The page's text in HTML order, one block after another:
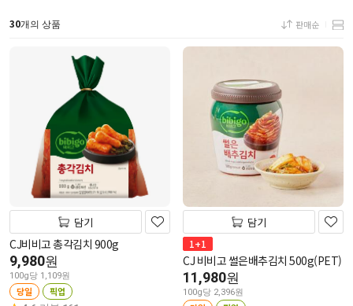
30개의 상품 판매순
담기
CJ비비고 총각김치 900g
9,980원
100g당 1,109원
당일 픽업
담기
1+1
CJ 비비고 썰은배추김치 500g(PET)
11,980원
100g당 2,396원